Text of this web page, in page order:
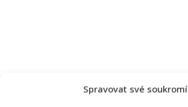
Spravovat své soukromí